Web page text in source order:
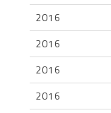
2016
2016
2016
2016